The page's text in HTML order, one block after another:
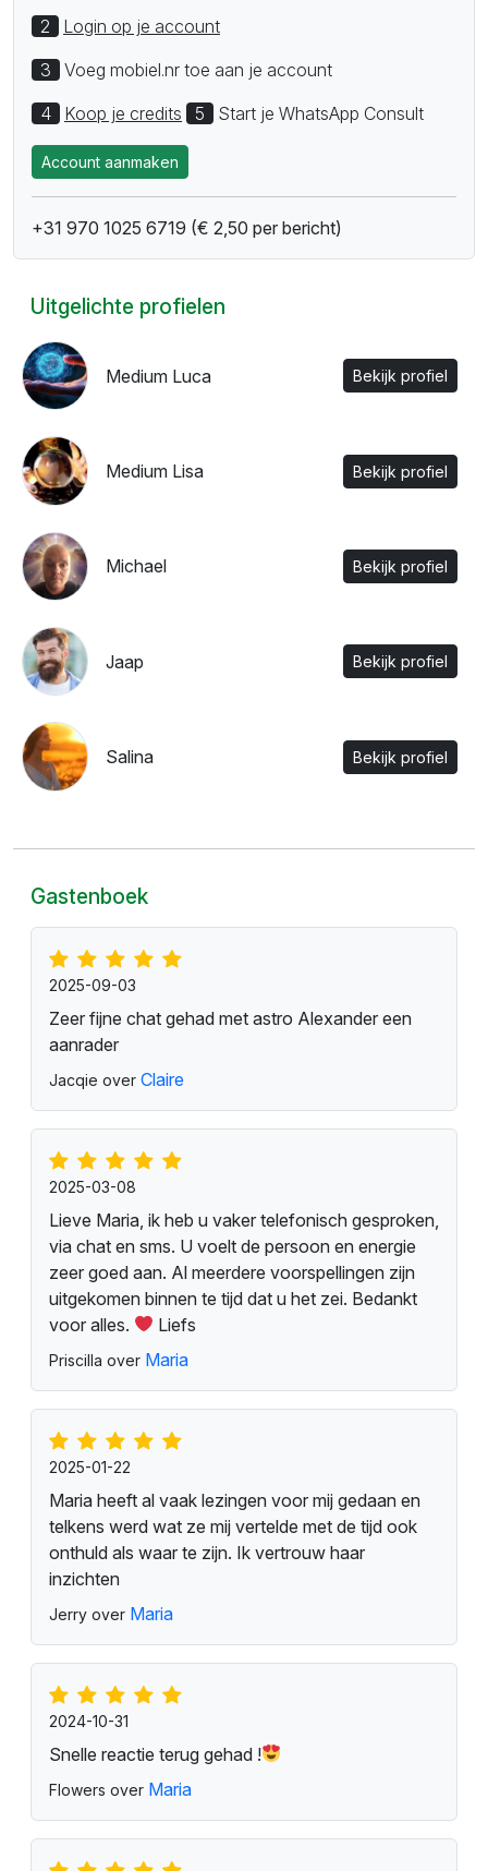
2
Login op je account
3
Voeg mobiel.nr toe aan je account
4
Koop je credits 5 Start je WhatsApp Consult
Account aanmaken
+31 970 1025 6719 (€ 2,50 per bericht)
Uitgelichte profielen
Medium Luca Bekijk profiel
Medium Lisa Bekijk profiel
Michael Bekijk profiel
Jaap Bekijk profiel
Salina Bekijk profiel
Gastenboek
2025-09-03
Zeer fijne chat gehad met astro Alexander een
aanrader
Jacqie over Claire
2025-03-08
Lieve Maria, ik heb u vaker telefonisch gesproken,
via chat en sms. U voelt de persoon en energie
zeer goed aan. Al meerdere voorspellingen zijn
uitgekomen binnen te tijd dat u het zei. Bedankt
voor alles.
Liefs
Priscilla over Maria
2025-01-22
Maria heeft al vaak lezingen voor mij gedaan en
telkens werd wat ze mij vertelde met de tijd ook
onthuld als waar te zijn. Ik vertrouw haar
inzichten
Jerry over Maria
2024-10-31
Snelle reactie terug gehad !
Flowers over Maria